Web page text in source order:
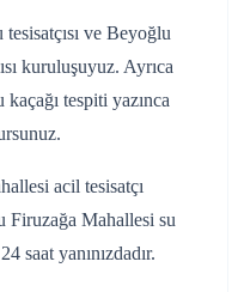
ve Beyoğlu
kuruluşuyuz. Ayrıca
tespiti yazınca
acil tesisatçı
Firuzağa Mahallesi su
saat yanınızdadır.